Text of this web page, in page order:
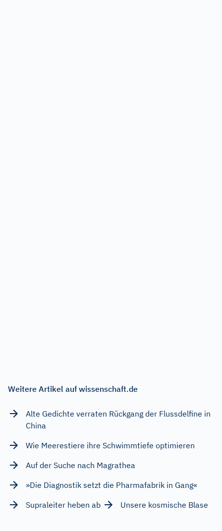
Weitere Artikel auf wissenschaft.de
Alte Gedichte verraten Rückgang der Flussdelfine in
China
Wie Meerestiere ihre Schwimmtiefe optimieren
Auf der Suche nach Magrathea
»Die Diagnostik setzt die Pharmafabrik in Gang«
Supraleiter heben ab
Unsere kosmische Blase